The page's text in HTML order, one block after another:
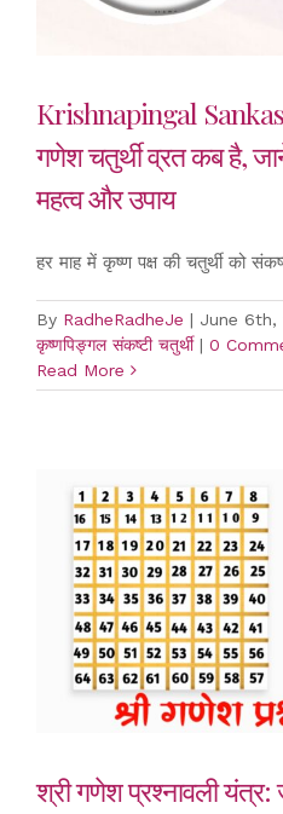
Krishnapingal
गणेश चतुर्थी व्रत कब है,
महत्व और उपाय
हर माह में कृष्ण पक्ष की चतुर्थी को
By RadheRadheJe | June 6th,
कृष्णपिङ्गल संकष्टी चतुर्थी | 0
Read More
श्री गणेश प्रश्नावली यंत्र: